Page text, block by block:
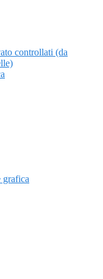
controllati (da
grafica